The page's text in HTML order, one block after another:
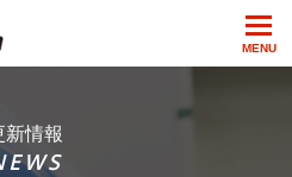
MENU
新情報